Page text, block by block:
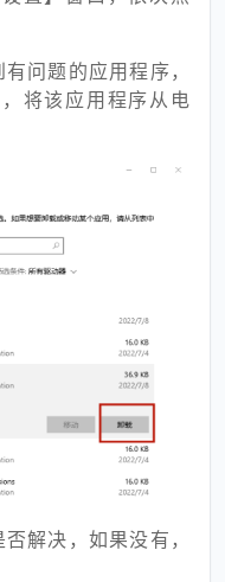
问题的应用程序，
将该应用程序从电
解决，如果没有，